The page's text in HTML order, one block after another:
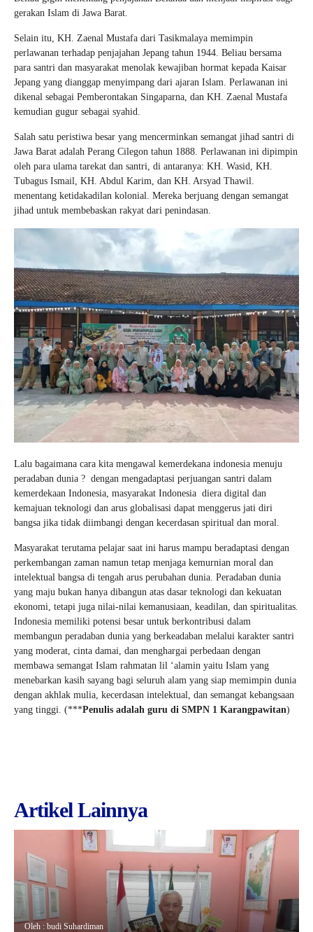
gerakan Islam di Jawa Barat.
Selain itu, KH. Zaenal Mustafa dari Tasikmalaya memimpin
perlawanan terhadap penjajahan Jepang tahun 1944. Beliau bersama
para santri dan masyarakat menolak kewajiban hormat kepada Kaisar
Jepang yang dianggap menyimpang dari ajaran Islam. Perlawanan ini
dikenal sebagai Pemberontakan Singaparna, dan KH. Zaenal Mustafa
kemudian gugur sebagai syahid.
Salah satu peristiwa besar yang mencerminkan semangat jihad santri di
Jawa Barat adalah Perang Cilegon tahun 1888. Perlawanan ini dipimpin
oleh para ulama tarekat dan santri, di antaranya: KH. Wasid, KH.
Tubagus Ismail, KH. Abdul Karim, dan KH. Arsyad Thawil.
menentang ketidakadilan kolonial. Mereka berjuang dengan semangat
jihad untuk membebaskan rakyat dari penindasan.
Lalu bagaimana cara kita mengawal kemerdekana indonesia menuju
peradaban dunia ? dengan mengadaptasi perjuangan santri dalam
kemerdekaan Indonesia, masyarakat Indonesia diera digital dan
kemajuan teknologi dan arus globalisasi dapat menggerus jati diri
bangsa jika tidak diimbangi dengan kecerdasan spiritual dan moral.
Masyarakat terutama pelajar saat ini harus mampu beradaptasi dengan
perkembangan zaman namun tetap menjaga kemurnian moral dan
intelektual bangsa di tengah arus perubahan dunia. Peradaban dunia
yang maju bukan hanya dibangun atas dasar teknologi dan kekuatan
ekonomi, tetapi juga nilai-nilai kemanusiaan, keadilan, dan spiritualitas.
Indonesia memiliki potensi besar untuk berkontribusi dalam
membangun peradaban dunia yang berkeadaban melalui karakter santri
yang moderat, cinta damai, dan menghargai perbedaan dengan
membawa semangat Islam rahmatan lil ‘alamin yaitu Islam yang
menebarkan kasih sayang bagi seluruh alam yang siap memimpin dunia
dengan akhlak mulia, kecerdasan intelektual, dan semangat kebangsaan
yang tinggi. (***Penulis adalah guru di SMPN 1 Karangpawitan)
Artikel Lainnya
Oleh : budi Suhardiman